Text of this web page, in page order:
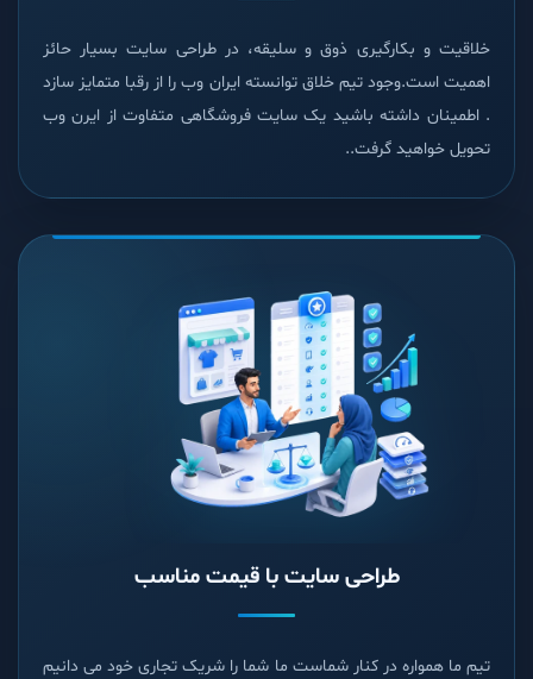
خلاقیت و بکارگیری ذوق و سلیقه، در طراحی سایت بسیار حائز
اهمیت است.وجود تیم خلاق توانسته ایران وب را از رقبا متمایز سازد
. اطمینان داشته باشید یک سایت فروشگاهی متفاوت از ایرن وب
تحویل خواهید گرفت..
طراحی سایت با قیمت مناسب
تیم ما همواره در کنار شماست ما شما را شریک تجاری خود می دانیم